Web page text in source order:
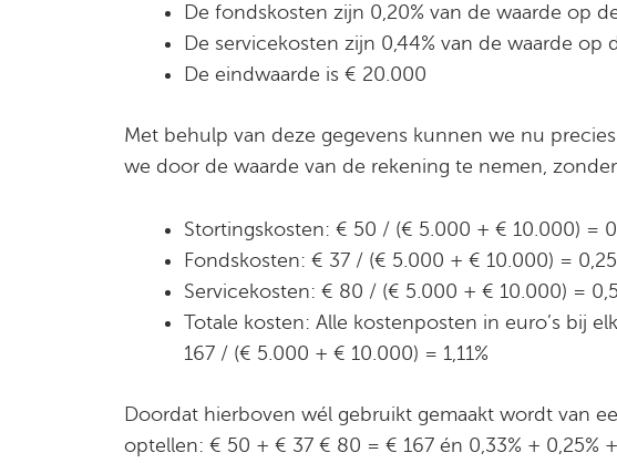
De fondskosten zijn 0,20% van de waarde op
De servicekosten zijn 0,44% van de waarde
De eindwaarde is € 20.000
Met behulp van deze gegevens kunnen we nu
we door de waarde van de rekening te nemen,
Stortingskosten: € 50 / (€ 5.000 + € 10.000) =
Fondskosten: € 37 / (€ 5.000 + € 10.000) =
Servicekosten: € 80 / (€ 5.000 + € 10.000) =
Totale kosten: Alle kostenposten in euro’s bij
167 / (€ 5.000 + € 10.000) = 1,11%
Doordat hierboven wél gebruikt gemaakt wordt van
optellen: € 50 + € 37 € 80 = € 167 én 0,33% + 0,25%